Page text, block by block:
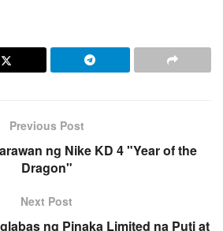
Previous Post
ng Nike KD 4 "Year of the
Dragon"
Next Post
ng Pinaka Limited na Puti at